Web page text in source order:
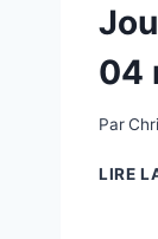
04
Par
LIRE